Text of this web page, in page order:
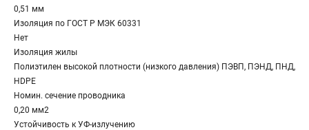
0,51 мм
Изоляция по ГОСТ Р МЭК 60331
Нет
Изоляция жилы
Полиэтилен высокой плотности (низкого давления) ПЭВП, ПЭНД, ПНД,
HDPE
Номин. сечение проводника
0,20 мм2
Устойчивость к УФ-излучению